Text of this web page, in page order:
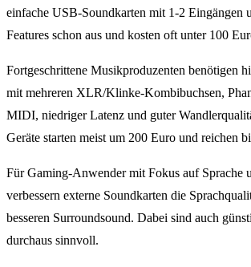
einfache USB-Soundkarten mit 1-2 Eingängen
Features schon aus und kosten oft unter 100
Fortgeschrittene Musikproduzenten benötigen
mit mehreren XLR/Klinke-Kombibuchsen,
MIDI, niedriger Latenz und guter
Geräte starten meist um 200 Euro und reichen
Für Gaming-Anwender mit Fokus auf Sprache
verbessern externe Soundkarten die
besseren Surroundsound. Dabei sind auch
durchaus sinnvoll.